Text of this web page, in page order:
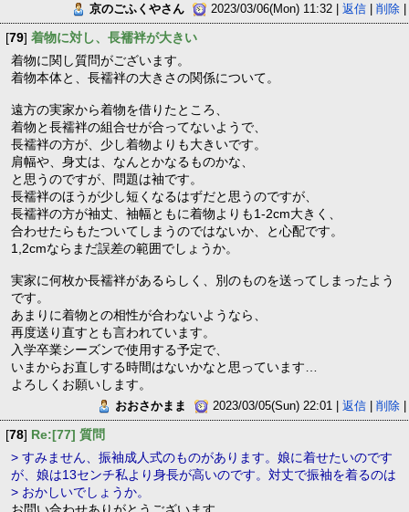
京のごふくやさん 2023/03/06(Mon) 11:32 |返信 |削除
[79] 着物に対し、長襦袢が大きい
着物に関し質問がございます。
着物本体と、長襦袢の大きさの関係について。
遠方の実家から着物を借りたところ、
着物と長襦袢の組合せが合ってないようで、
長襦袢の方が、少し着物よりも大きいです。
肩幅や、身丈は、なんとかなるものかな、
と思うのですが、問題は袖です。
長襦袢のほうが少し短くなるはずだと思うのですが、
長襦袢の方が袖丈、袖幅ともに着物よりも1-2cm大きく、
合わせたらもたついてしまうのではないか、と心配です。
1,2cmならまだ誤差の範囲でしょうか。
実家に何枚か長襦袢があるらしく、別のものを送ってしまったよう
です。
あまりに着物との相性が合わないようなら、
再度送り直すとも言われています。
入学卒業シーズンで使用する予定で、
いまからお直しする時間はないかなと思っています…
よろしくお願いします。
おおさかまま 2023/03/05(Sun) 22:01 |返信 |削除
[78] Re:[77] 質問
> すみません、振袖成人式のものがあります。娘に着せたいのです
が、娘は13センチ私より身長が高いのです。対丈で振袖を着るのは
> おかしいでしょうか。